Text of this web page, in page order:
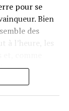
pour se
Bien
des
l’heure, les